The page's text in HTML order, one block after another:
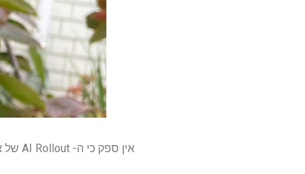
אין ספק כי ה- AI Rollout של אפל היו הרבה בעיות, במיוחד כשמדובר בהשגת תכונות למשתמשים.